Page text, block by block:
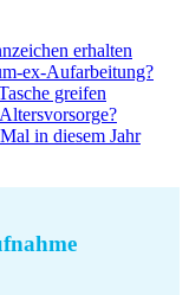
erhalten
ex-Aufarbeitung?
greifen
in diesem Jahr